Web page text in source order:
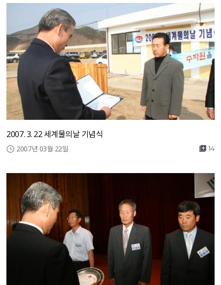
2007. 3. 22 세계물의날 기념식
2007년 03월 22일 14